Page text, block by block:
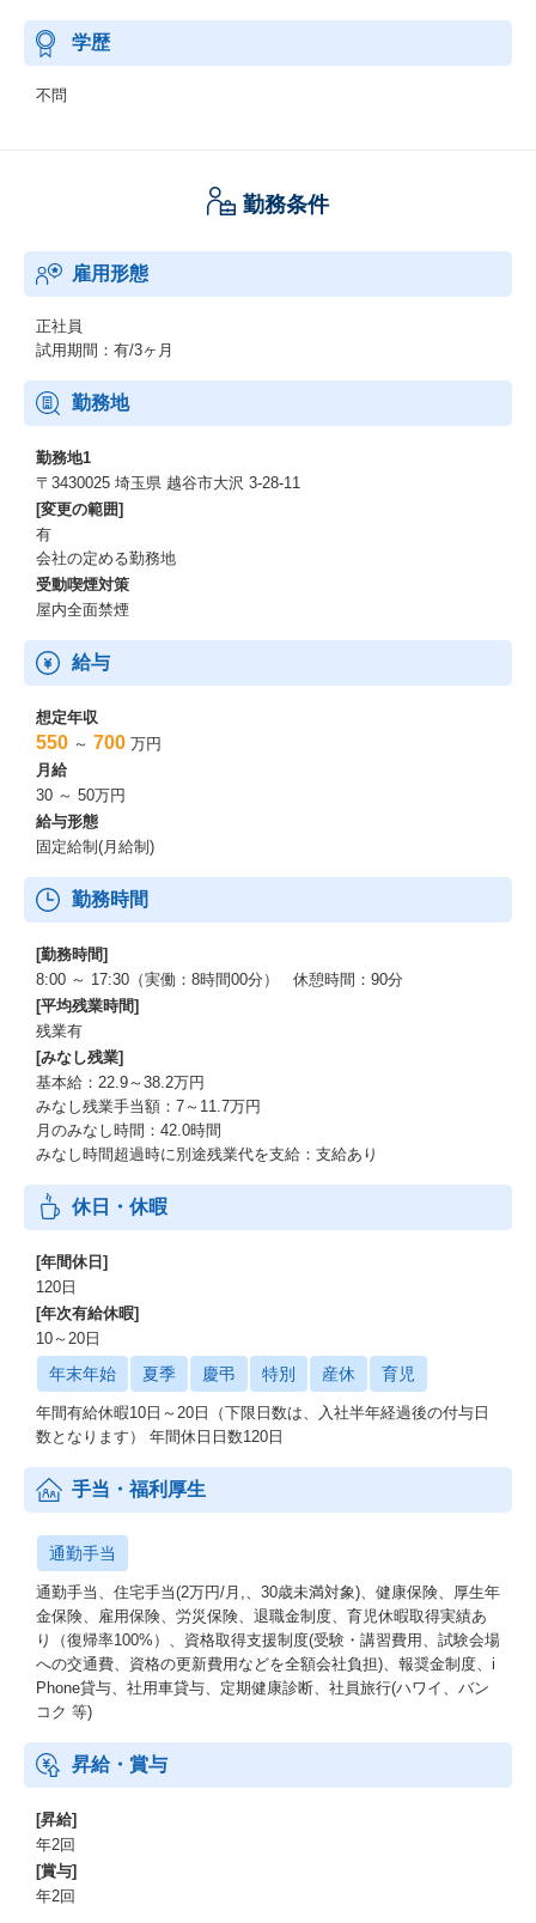
学歴
不問
勤務条件
雇用形態
正社員
試用期間：有/3ヶ月
勤務地
勤務地1
〒3430025 埼玉県 越谷市大沢 3-28-11
[変更の範囲]
有
会社の定める勤務地
受動喫煙対策
屋内全面禁煙
給与
想定年収
550 ～ 700 万円
月給
30 ～ 50万円
給与形態
固定給制(月給制)
勤務時間
[勤務時間]
8:00 ～ 17:30（実働：8時間00分） 休憩時間：90分
[平均残業時間]
残業有
[みなし残業]
基本給：22.9～38.2万円
みなし残業手当額：7～11.7万円
月のみなし時間：42.0時間
みなし時間超過時に別途残業代を支給：支給あり
休日・休暇
[年間休日]
120日
[年次有給休暇]
10～20日
年末年始 夏季 慶弔 特別 産休 育児
年間有給休暇10日～20日（下限日数は、入社半年経過後の付与日
数となります） 年間休日日数120日
手当・福利厚生
通勤手当
通勤手当、住宅手当(2万円/月,、30歳未満対象)、健康保険、厚生年
金保険、雇用保険、労災保険、退職金制度、育児休暇取得実績あ
り（復帰率100%）、資格取得支援制度(受験・講習費用、試験会場
への交通費、資格の更新費用などを全額会社負担)、報奨金制度、i
Phone貸与、社用車貸与、定期健康診断、社員旅行(ハワイ、バン
コク 等)
昇給・賞与
[昇給]
年2回
[賞与]
年2回